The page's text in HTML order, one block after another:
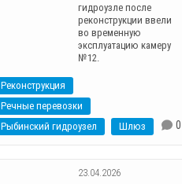
гидроузле после
реконструкции ввели
во временную
эксплуатацию камеру
№12.
Реконструкция
Речные перевозки
Рыбинский гидроузел
Шлюз 0
23.04.2026